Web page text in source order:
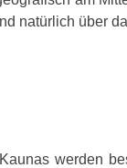
natürlich über
werden